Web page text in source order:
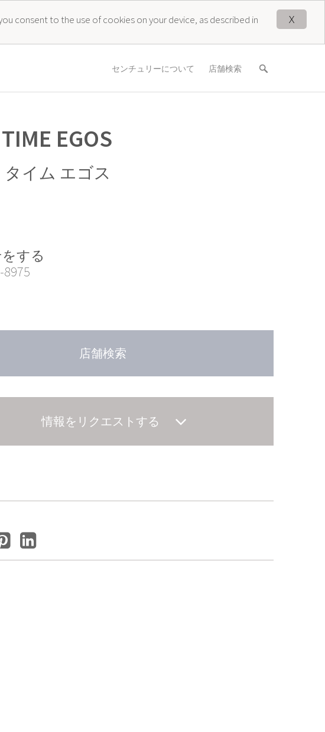
X
consent to the use of cookies on your device, as described in
センチュリーについて 店舗検索
EGOS
イム エゴス
する
8975
店舗検索
情報をリクエストする